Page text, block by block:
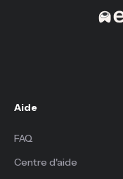
Aide
FAQ
Centre d'aide